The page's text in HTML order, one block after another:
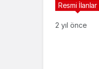
Resmi İlanlar
2 yıl önce